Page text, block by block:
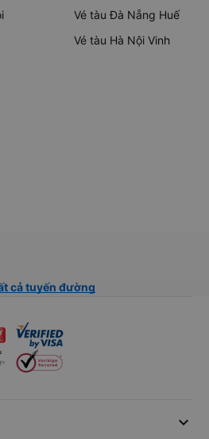
Vé tàu Đà Nẵng Huế
Vé tàu Hà Nội Vinh
cả tuyến đường
keyboard_arrow_down